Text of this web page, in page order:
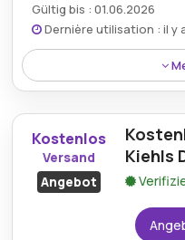
Gültig bis : 01.06.2026
Dernière utilisation : il y
Ein 20% Rabatt ist auf
einem gültigen Kiehls-
bietet Hautpflege-
auf eine große
Kostenlos
Versand
Angebot
Kiehls